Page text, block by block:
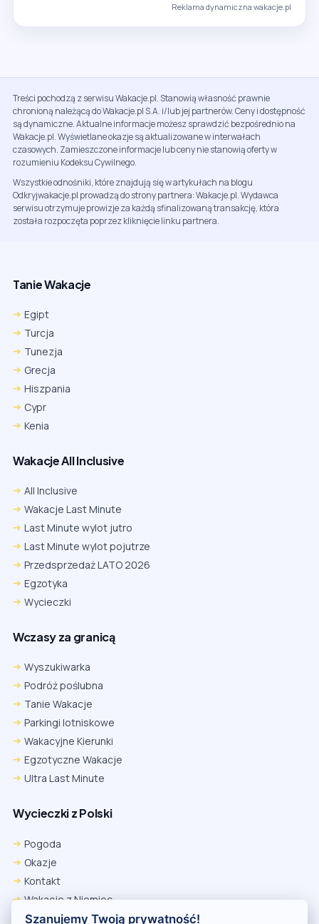
Reklama dynamiczna wakacje.pl
Treści pochodzą z serwisu Wakacje.pl. Stanowią własność prawnie
chronioną należącą do Wakacje.pl S.A. i/lub jej partnerów. Ceny i dostępność
są dynamiczne. Aktualne informacje możesz sprawdzić bezpośrednio na
Wakacje.pl. Wyświetlane okazje są aktualizowane w interwałach
czasowych. Zamieszczone informacje lub ceny nie stanowią oferty w
rozumieniu Kodeksu Cywilnego.
Wszystkie odnośniki, które znajdują się w artykułach na blogu
Odkryjwakacje.pl prowadzą do strony partnera: Wakacje.pl. Wydawca
serwisu otrzymuje prowizje za każdą sfinalizowaną transakcję, która
została rozpoczęta poprzez kliknięcie linku partnera.
Tanie Wakacje
Egipt
Turcja
Tunezja
Grecja
Hiszpania
Cypr
Kenia
Wakacje All Inclusive
All Inclusive
Wakacje Last Minute
Last Minute wylot jutro
Last Minute wylot pojutrze
Przedsprzedaż LATO 2026
Egzotyka
Wycieczki
Wczasy za granicą
Wyszukiwarka
Podróż poślubna
Tanie Wakacje
Parkingi lotniskowe
Wakacyjne Kierunki
Egzotyczne Wakacje
Ultra Last Minute
Wycieczki z Polski
Pogoda
Okazje
Kontakt
Wakacje z Niemiec
Polityka Prywatności
Firefox
Ustawienia → Prywatność i bezpieczeństwo → Pliki cookie innych
firm → ustaw „Zezwalaj”.
Na czas rezerwacji nie blokuj cookies i śledzenia dla tej witryny.
Szanujemy Twoją prywatność!